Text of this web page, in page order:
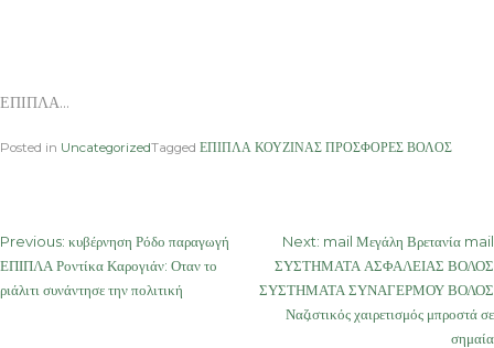
ΕΠΙΠΛΑ…
Posted in UncategorizedTagged ΕΠΙΠΛΑ ΚΟΥΖΙΝΑΣ ΠΡΟΣΦΟΡΕΣ ΒΟΛΟΣ
Post
navigation
Previous: κυβέρνηση Ρόδο παραγωγή
ΕΠΙΠΛΑ Ροντίκα Καρογιάν: Οταν το
ριάλιτι συνάντησε την πολιτική
Next: mail Μεγάλη Βρετανία mail
ΣΥΣΤΗΜΑΤΑ ΑΣΦΑΛΕΙΑΣ ΒΟΛΟΣ
ΣΥΣΤΗΜΑΤΑ ΣΥΝΑΓΕΡΜΟΥ ΒΟΛΟΣ
Ναζιστικός χαιρετισμός μπροστά σε
σημαία